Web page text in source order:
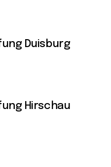
Duisburg
Hirschau